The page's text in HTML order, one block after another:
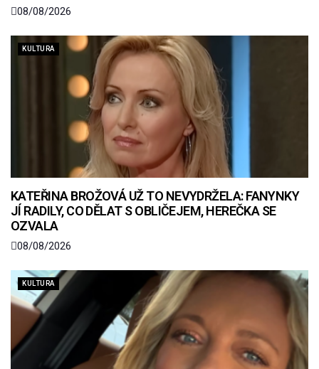
08/08/2026
KULTURA
KATEŘINA BROŽOVÁ UŽ TO NEVYDRŽELA: FANYNKY
JÍ RADILY, CO DĚLAT S OBLIČEJEM, HEREČKA SE
OZVALA
08/08/2026
KULTURA